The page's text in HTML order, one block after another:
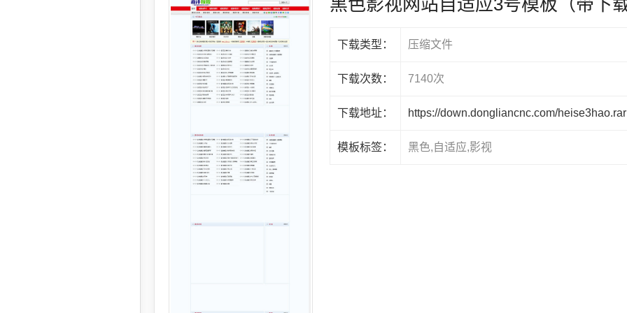
黑色影视网站自适应3号模板（带下
下载类型： 压缩文件
下载次数： 7140次
下载地址： https://down.dongliancnc.com/heise3hao.rar
模板标签： 黑色,自适应,影视